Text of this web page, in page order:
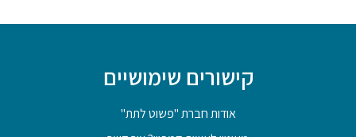
קישורים שימושיים
אודות חברת "פשוט לתת"